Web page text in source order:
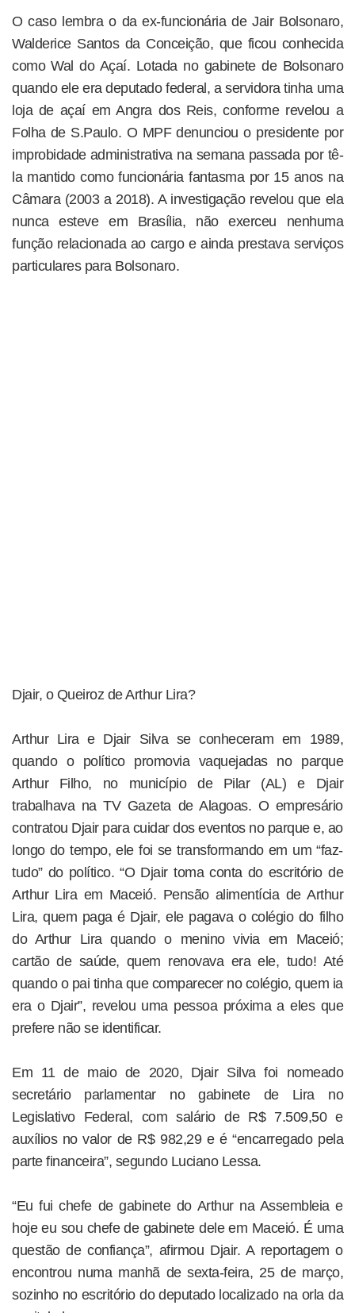
O caso lembra o da ex-funcionária de Jair Bolsonaro,
Walderice Santos da Conceição, que ficou conhecida
como Wal do Açaí. Lotada no gabinete de Bolsonaro
quando ele era deputado federal, a servidora tinha uma
loja de açaí em Angra dos Reis, conforme revelou a
Folha de S.Paulo. O MPF denunciou o presidente por
improbidade administrativa na semana passada por tê-
la mantido como funcionária fantasma por 15 anos na
Câmara (2003 a 2018). A investigação revelou que ela
nunca esteve em Brasília, não exerceu nenhuma
função relacionada ao cargo e ainda prestava serviços
particulares para Bolsonaro.
Djair, o Queiroz de Arthur Lira?
Arthur Lira e Djair Silva se conheceram em 1989,
quando o político promovia vaquejadas no parque
Arthur Filho, no município de Pilar (AL) e Djair
trabalhava na TV Gazeta de Alagoas. O empresário
contratou Djair para cuidar dos eventos no parque e, ao
longo do tempo, ele foi se transformando em um “faz-
tudo” do político. “O Djair toma conta do escritório de
Arthur Lira em Maceió. Pensão alimentícia de Arthur
Lira, quem paga é Djair, ele pagava o colégio do filho
do Arthur Lira quando o menino vivia em Maceió;
cartão de saúde, quem renovava era ele, tudo! Até
quando o pai tinha que comparecer no colégio, quem ia
era o Djair”, revelou uma pessoa próxima a eles que
prefere não se identificar.
Em 11 de maio de 2020, Djair Silva foi nomeado
secretário parlamentar no gabinete de Lira no
Legislativo Federal, com salário de R$ 7.509,50 e
auxílios no valor de R$ 982,29 e é “encarregado pela
parte financeira”, segundo Luciano Lessa.
“Eu fui chefe de gabinete do Arthur na Assembleia e
hoje eu sou chefe de gabinete dele em Maceió. É uma
questão de confiança”, afirmou Djair. A reportagem o
encontrou numa manhã de sexta-feira, 25 de março,
sozinho no escritório do deputado localizado na orla da